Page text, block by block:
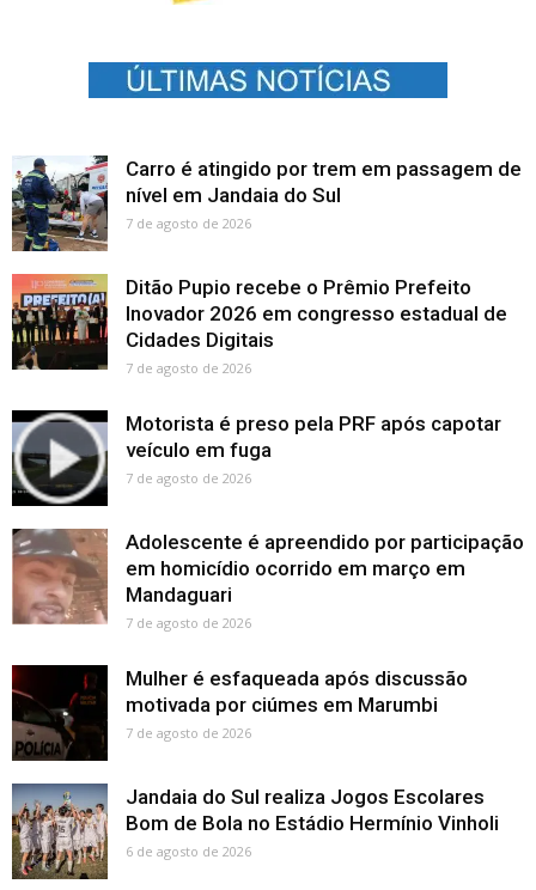
Carro é atingido por trem em passagem de
nível em Jandaia do Sul
7 de agosto de 2026
Ditão Pupio recebe o Prêmio Prefeito
Inovador 2026 em congresso estadual de
Cidades Digitais
7 de agosto de 2026
Motorista é preso pela PRF após capotar
veículo em fuga
7 de agosto de 2026
Adolescente é apreendido por participação
em homicídio ocorrido em março em
Mandaguari
7 de agosto de 2026
Mulher é esfaqueada após discussão
motivada por ciúmes em Marumbi
7 de agosto de 2026
Jandaia do Sul realiza Jogos Escolares
Bom de Bola no Estádio Hermínio Vinholi
6 de agosto de 2026